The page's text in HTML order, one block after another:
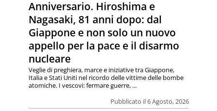
Anniversario. Hiroshima e
Nagasaki, 81 anni dopo: dal
Giappone e non solo un nuovo
appello per la pace e il disarmo
nucleare
Pubblicato il 6 Agosto, 2026
Veglie di preghiera, marce e iniziative tra Giappone,
Italia e Stati Uniti nel ricordo delle vittime delle bombe
atomiche. I vescovi: fermare guerre, ...